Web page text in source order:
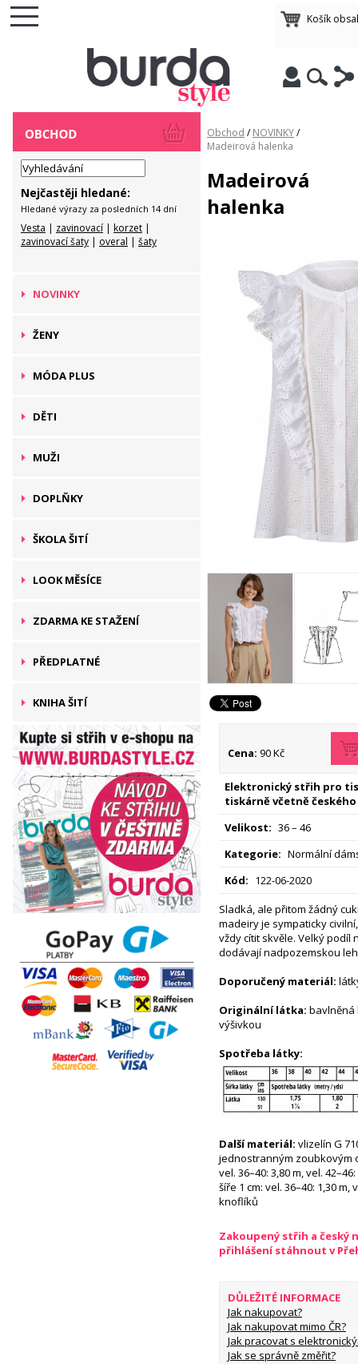
Košík
Nejčastěji hledané:
Hledané výrazy za posledních 14 dní
Vesta | zavinovací | korzet |
zavinovací šaty | overal | šaty
NOVINKY
ŽENY
MÓDA PLUS
DĚTI
MUŽI
DOPLŇKY
ŠKOLA ŠITÍ
LOOK MĚSÍCE
ZDARMA KE STAŽENÍ
PŘEDPLATNÉ
KNIHA ŠITÍ
Obchod / NOVINKY/
Madeirová halenka
Madeirová
halenka
Cena: 90 Kč
Elektronický střih pro
tiskárně včetně českého
Velikost: 36 – 46
Kategorie: Normální
Kód: 122-06-2020
Sladká, ale přitom žádný
madeiry je sympaticky
vždy cítit skvěle. Velký podíl
dodávají nadpozemskou
Doporučený materiál:
Originální látka: bavlněná
výšivkou
Spotřeba látky:
Další materiál: vlizelín G
jednostranným zoubkovým
vel. 36–40: 3,80 m, vel.
šíře 1 cm: vel. 36–40: 1,30 m,
knoflíků
Zakoupený střih a český
přihlášení stáhnout v
DŮLEŽITÉ INFORMACE
Jak nakupovat?
Jak nakupovat mimo ČR?
Jak pracovat s
Jak se správně změřit?